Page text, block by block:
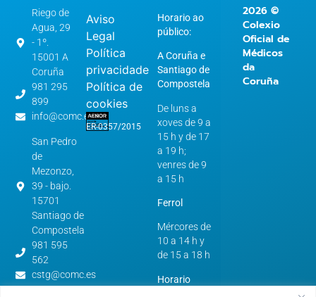
Riego de
Agua, 29
- 1º.
15001 A
Coruña
981 295
899
info@comc.es
San Pedro
de
Mezonzo,
39 - bajo.
15701
Santiago de
Compostela
981 595
562
cstg@comc.es
Aviso
Legal
Política
privacidade
Política de
cookies
ER-0357/2015
Horario ao
público:
A Coruña e
Santiago de
Compostela
De luns a
xoves de 9 a
15 h y de 17
a 19 h;
venres de 9
a 15 h
Ferrol
Mércores de
10 a 14 h y
de 15 a 18 h
Horario
2026 ©
Colexio
Oficial de
Médicos
da
Coruña